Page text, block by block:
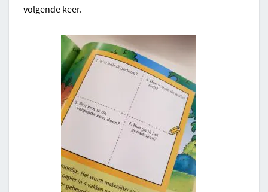
volgende keer.